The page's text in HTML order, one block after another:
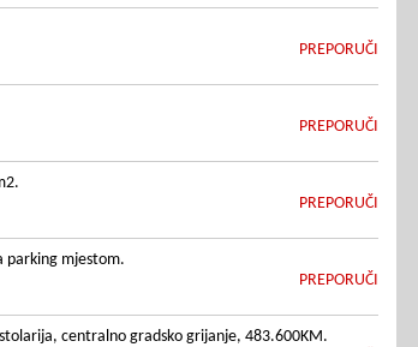
PREPORUČI
PREPORUČI
PREPORUČI
parking mjestom.
PREPORUČI
centralno gradsko grijanje, 483.600KM.